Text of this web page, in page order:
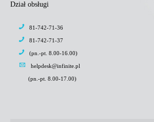
Dział obsługi
81-742-71-36
81-742-71-37
(pn.-pt. 8.00-16.00)
helpdesk@infinite.pl
(pn.-pt. 8.00-17.00)